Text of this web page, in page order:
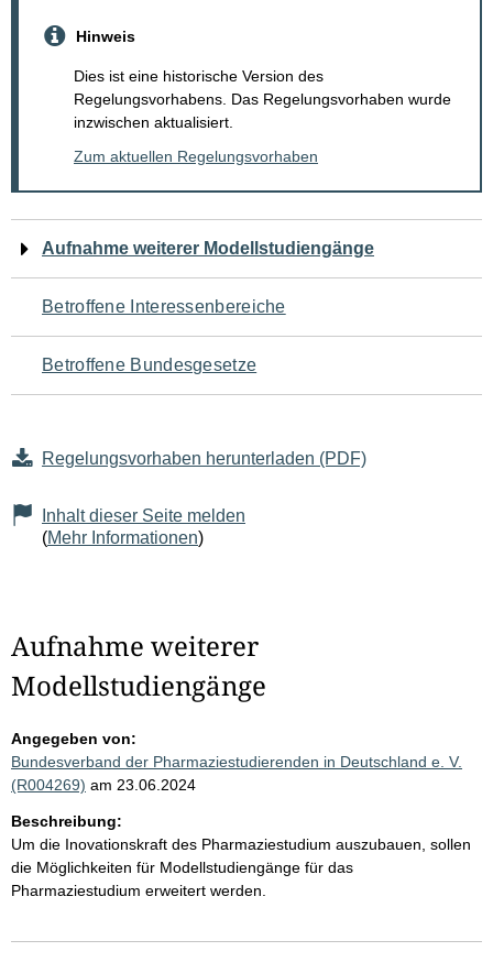
Hinweis
Dies ist eine historische Version des
Regelungsvorhabens. Das Regelungsvorhaben wurde
inzwischen aktualisiert.
Zum aktuellen Regelungsvorhaben
Navigation
für
den
Seiteninhalt
Aufnahme weiterer Modellstudiengänge
Betroffene Interessenbereiche
Betroffene Bundesgesetze
Regelungsvorhaben herunterladen (PDF)
Inhalt dieser Seite melden
(Mehr Informationen)
Aufnahme weiterer
Modellstudiengänge
Angegeben von:
Bundesverband der Pharmaziestudierenden in Deutschland e. V.
(R004269) am 23.06.2024
Beschreibung:
Um die Inovationskraft des Pharmaziestudium auszubauen, sollen
die Möglichkeiten für Modellstudiengänge für das
Pharmaziestudium erweitert werden.